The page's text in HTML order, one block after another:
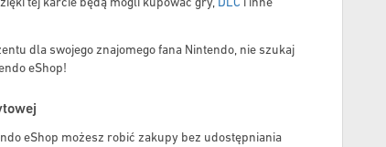
tej karcie będą mogli kupować gry, DLC i inne
dla swojego znajomego fana Nintendo, nie szukaj
eShop!
eShop możesz robić zakupy bez udostępniania